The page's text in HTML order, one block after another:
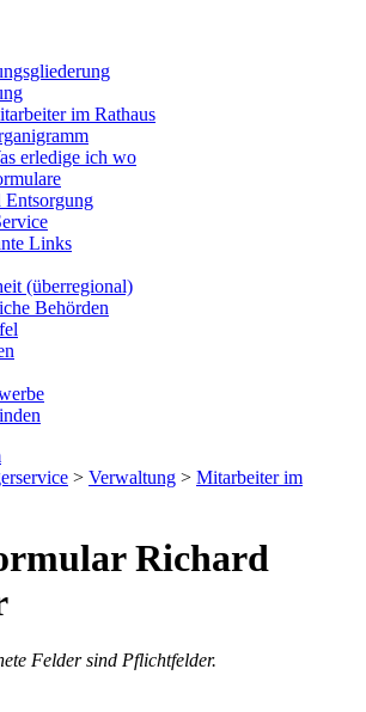
im Rathaus
erledige ich wo
Entsorgung
Links
(überregional)
Behörden
> Verwaltung > Mitarbeiter im
Richard
Felder sind Pflichtfelder.